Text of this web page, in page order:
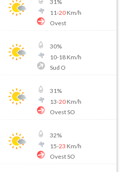
31%
11-20Km/h
Ovest
30%
10-18Km/h
Sud O
31%
13-20Km/h
Ovest SO
32%
15-23 Km/h
Ovest SO